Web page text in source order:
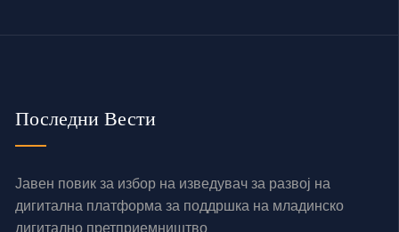
Последни Вести
Јавен повик за избор на изведувач за развој на
дигитална платформа за поддршка на младинско